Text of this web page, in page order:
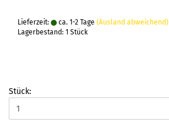
Lieferzeit: ca. 1-2 Tage (Ausland abweichend)
Lagerbestand: 1 Stück
Stück: